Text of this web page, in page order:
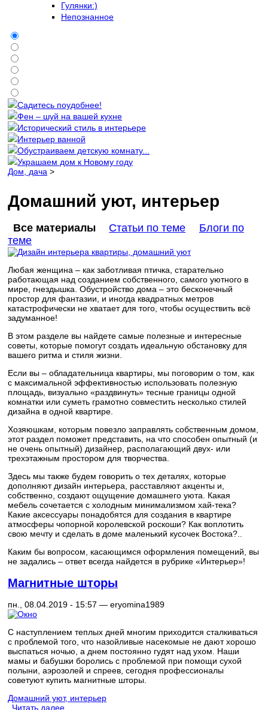
Гулянки:)
Непознанное
Садитесь поудобнее!
Фен – шуй на вашей кухне
Исторический стиль в интерьере
Интерьер ванной
Обустраиваем детскую комнату...
Украшаем дом к Новому году
Дом, дача >
Домашний уют, интерьер
Все материалы Статьи по теме
Блоги по
теме
Любая женщина – как заботливая птичка, старательно
работающая над созданием собственного, самого уютного в
мире, гнездышка. Обустройство дома – это бесконечный
простор для фантазии, и иногда квадратных метров
катастрофически не хватает для того, чтобы осуществить всё
задуманное!
В этом разделе вы найдете самые полезные и интересные
советы, которые помогут создать идеальную обстановку для
вашего ритма и стиля жизни.
Если вы – обладательница квартиры, мы поговорим о том, как
с максимальной эффективностью использовать полезную
площадь, визуально «раздвинуть» тесные границы одной
комнатки или суметь грамотно совместить несколько стилей
дизайна в одной квартире.
Хозяюшкам, которым повезло заправлять собственным домом,
этот раздел поможет представить, на что способен опытный (и
не очень опытный) дизайнер, располагающий двух- или
трехэтажным простором для творчества.
Здесь мы также будем говорить о тех деталях, которые
дополняют дизайн интерьера, расставляют акценты и,
собственно, создают ощущение домашнего уюта. Какая
мебель сочетается с холодным минимализмом хай-тека?
Какие аксессуары понадобятся для создания в квартире
атмосферы чопорной королевской роскоши? Как воплотить
свою мечту и сделать в доме маленький кусочек Востока?..
Каким бы вопросом, касающимся оформления помещений, вы
не задались – ответ всегда найдется в рубрике «Интерьер»!
Магнитные шторы
пн., 08.04.2019 - 15:57 — eryomina1989
С наступлением теплых дней многим приходится сталкиваться
с проблемой того, что назойливые насекомые не дают хорошо
выспаться ночью, а днем постоянно гудят над ухом. Наши
мамы и бабушки боролись с проблемой при помощи сухой
полыни, аэрозолей и спреев, сегодня профессионалы
советуют купить магнитные шторы.
Домашний уют, интерьер
Читать далее